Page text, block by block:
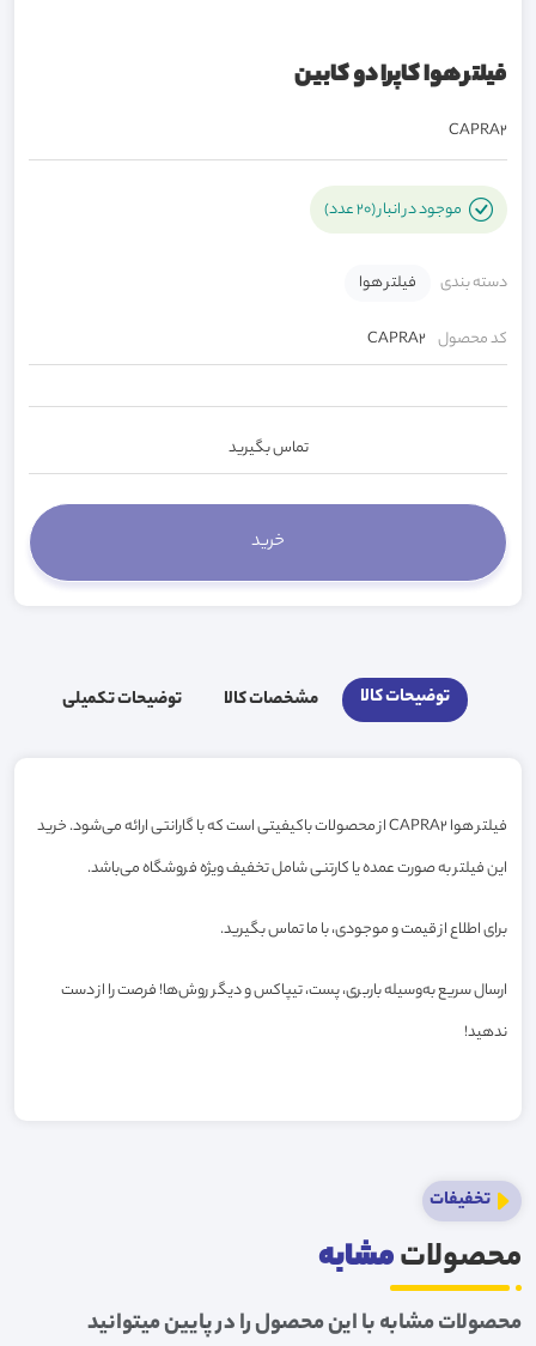
فیلتر هوا کاپرا دو کابین
CAPRA2
موجود در انبار (20 عدد)
دسته بندی فیلتر هوا
کد محصول CAPRA2
تماس بگیرید
توضیحات کالا مشخصات کالا توضیحات تکمیلی
فیلتر هوا CAPRA2 از محصولات باکیفیتی است که با گارانتی ارائه می‌شود. خرید
این فیلتر به صورت عمده یا کارتنی شامل تخفیف ویژه فروشگاه می‌باشد.
برای اطلاع از قیمت و موجودی، با ما تماس بگیرید.
ارسال سریع به‌وسیله باربری، پست، تیپاکس و دیگر روش‌ها! فرصت را از دست
ندهید!
تخفیفات
محصولاتمشابه
محصولات مشابه با این محصول را در پایین میتوانید